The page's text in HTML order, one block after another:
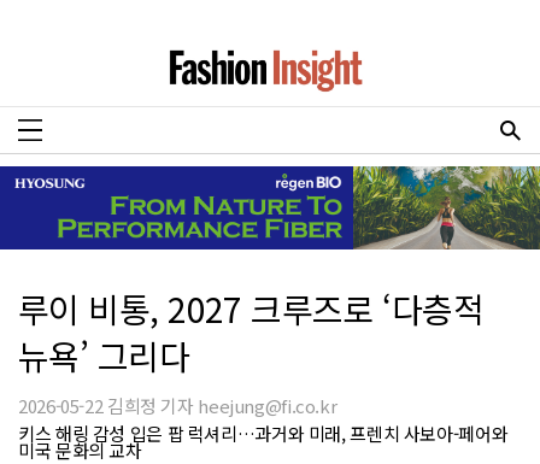
루이 비통, 2027 크루즈로 ‘다층적
뉴욕’ 그리다
2026-05-22 김희정 기자 heejung@fi.co.kr
키스 해링 감성 입은 팝 럭셔리…과거와 미래, 프렌치 사보아-페어와
미국 문화의 교차